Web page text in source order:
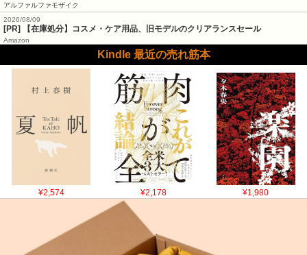
アルファルファモザイク
2026/08/09
[PR] 【在庫処分】コスメ・ケア用品、旧モデルのクリアランスセール
Amazon
Kindle 最近の売れ筋本
¥2,574 ¥2,178 ¥1,980